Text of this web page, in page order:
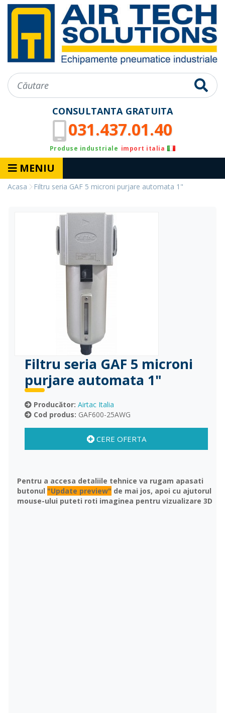
CONSULTANTA GRATUITA
031.437.01.40
Produse industriale import italia
MENIU
Acasa Filtru seria GAF 5 microni purjare automata 1"
Filtru seria GAF 5 microni
purjare automata 1"
Producător: Airtac Italia
Cod produs: GAF600-25AWG
CERE OFERTA
Pentru a accesa detaliile tehnice va rugam apasati
butonul "Update preview" de mai jos, apoi cu ajutorul
mouse-ului puteti roti imaginea pentru vizualizare 3D